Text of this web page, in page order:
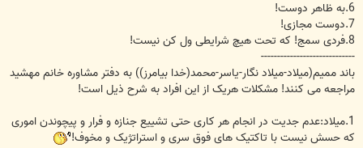
6.به ظاهر دوست!
7.دوست مجازی!
8.فردی سمج! که تحت هیچ شرایطی ول کن نیست!
-----------------------------
باند ممیم(میلاد-میلاد نگار-یاسر-محمد(خدا بیامرز)) به دفتر مشاوره خانم مهشید
مراجعه می کنند! مشکلات هریک از این افراد به شرح ذیل است!
1.میلاد:عدم جدیت در انجام هر کاری حتی تشییع جنازه و فرار و پیچوندن اموری
که حسش نیست با تاکتیک های فوق سری و استراتژیک و مخوف!